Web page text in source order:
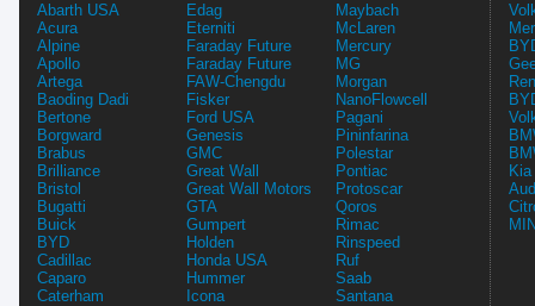
Abarth USA
Acura
Alpine
Apollo
Artega
Baoding Dadi
Bertone
Borgward
Brabus
Brilliance
Bristol
Bugatti
Buick
BYD
Cadillac
Caparo
Caterham
Edag
Eterniti
Faraday Future
Faraday Future
FAW-Chengdu
Fisker
Ford USA
Genesis
GMC
Great Wall
Great Wall Motors
GTA
Gumpert
Holden
Honda USA
Hummer
Icona
Maybach
McLaren
Mercury
MG
Morgan
NanoFlowcell
Pagani
Pininfarina
Polestar
Pontiac
Protoscar
Qoros
Rimac
Rinspeed
Ruf
Saab
Santana